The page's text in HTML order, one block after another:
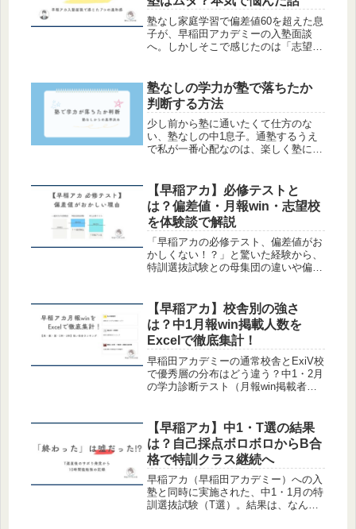
塾なし家庭学習で偏差値60を超えた息
子が、早稲田アカデミーの入塾面談
へ。しかしそこで感じたのは「志望校
した。Z会などの通信教育と通塾で迷
う親御さんへ、面談のリアルな記録を
公開します。
塾なしの学力が塾で落ちたか
判断する方法
少し前から塾に通いたくて仕方のな
い、塾なしの中1息子。通塾するうえ
で私が一番心配なのは、楽しく塾に通
通って学力が落ちたら本末転倒ですも
の。とはいえ、塾に通わないときにど
の位...
【早稲アカ】必修テストと
は？偏差値・月報win・志望校
を体験談で解説
「早稲アカの必修テスト、偏差値がお
かしくない！？」と驚いた経験から、
特訓選抜試験との母集団の違いや偏差
穴や、1月の予備日受験、当日の持ち
物まで親目線でリアルにまとめます。
【早稲アカ】校舎別の強さ
は？中1月報win掲載人数を
Excelで徹底集計！
早稲田アカデミーの通常校舎とExiV校
で優秀層の分布はどう違う？中1・2月
の学力診断テスト（月報win掲載者）
や、千葉・埼玉・神奈川・東京の地域
特性まで徹底解説します。
【早稲アカ】中1・T選の結果
は？自己採点ボロボロからB合
格で特訓クラス継続へ
早稲アカ（早稲田アカデミー）への入
塾と同時に実施された、中1・1月の特
訓選抜試験（T選）。結果は、なんと